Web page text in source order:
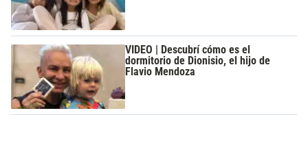
VIDEO | Descubrí cómo es el
dormitorio de Dionisio, el hijo de
Flavio Mendoza